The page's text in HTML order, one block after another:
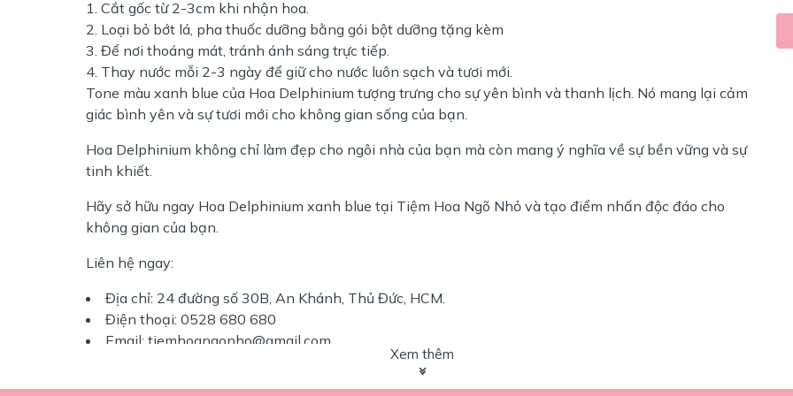
Cắt gốc từ 2-3cm khi nhận hoa.
Loại bỏ bớt lá, pha thuốc dưỡng bằng gói bột dưỡng tặng kèm
Để nơi thoáng mát, tránh ánh sáng trực tiếp.
Thay nước mỗi 2-3 ngày để giữ cho nước luôn sạch và tươi mới.
Tone màu xanh blue của Hoa Delphinium tượng trưng cho sự yên bình và thanh lịch. Nó mang lại cảm
giác bình yên và sự tươi mới cho không gian sống của bạn.
Hoa Delphinium không chỉ làm đẹp cho ngôi nhà của bạn mà còn mang ý nghĩa về sự bền vững và sự
tinh khiết.
Hãy sở hữu ngay Hoa Delphinium xanh blue tại Tiệm Hoa Ngõ Nhỏ và tạo điểm nhấn độc đáo cho
không gian của bạn.
Liên hệ ngay:
Địa chỉ: 24 đường số 30B, An Khánh, Thủ Đức, HCM.
Điện thoại: 0528 680 680
Email: tiemhoangonho@gmail.com
Mang vẻ đẹp và sức sống vào không gian sống của bạn với Hoa Delphinium xanh blue!
Xem thêm